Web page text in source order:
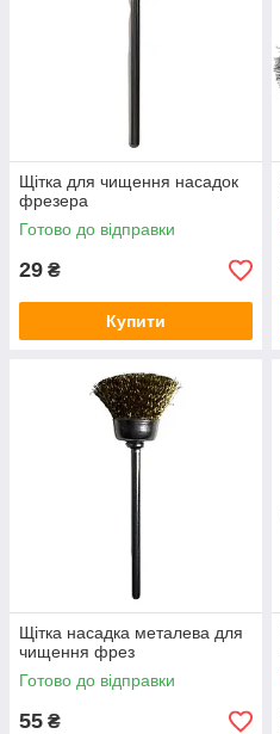
Щітка для чищення насадок
фрезера
Готово до відправки
29 ₴
Купити
Щітка насадка металева для
чищення фрез
Готово до відправки
55 ₴